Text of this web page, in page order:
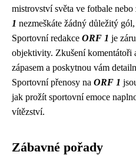
mistrovství světa ve fotbale
1 nezmeškáte žádný důležitý
Sportovní redakce ORF 1 je
objektivity. Zkušení komentátoři
zápasem a poskytnou vám
Sportovní přenosy na ORF 1
jak prožít sportovní emoce
vítězství.
Zábavné pořady